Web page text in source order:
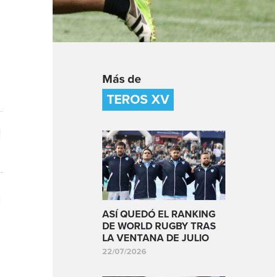
Más de
TEROS XV
ASÍ QUEDÓ EL RANKING
DE WORLD RUGBY TRAS
LA VENTANA DE JULIO
22/07/2026